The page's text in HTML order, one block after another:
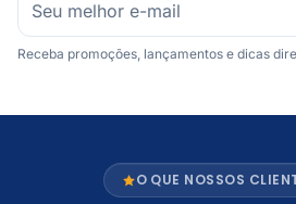
Receba promoções, lançamentos e dicas
O QUE NOSSOS